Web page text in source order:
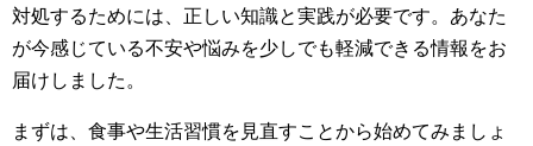
対処するためには、正しい知識と実践が必要です。あなた
が今感じている不安や悩みを少しでも軽減できる情報をお
届けしました。
まずは、食事や生活習慣を見直すことから始めてみましょ